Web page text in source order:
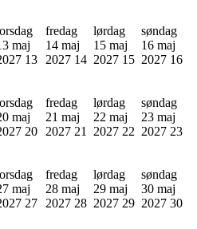
maj
13
fredag
14 maj
2027 14
lørdag
15 maj
2027 15
søndag
16 maj
2027 16
maj
20
fredag
21 maj
2027 21
lørdag
22 maj
2027 22
søndag
23 maj
2027 23
maj
27
fredag
28 maj
2027 28
lørdag
29 maj
2027 29
søndag
30 maj
2027 30